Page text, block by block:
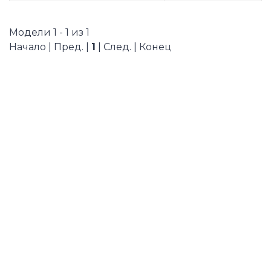
Модели 1 - 1 из 1
Начало | Пред. | 1 | След. | Конец